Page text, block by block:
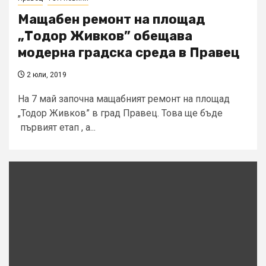
Мащабен ремонт на площад
„Тодор Живков” обещава
модерна градска среда в Правец
2 юли, 2019
На 7 май започна мащабният ремонт на площад
„Тодор Живков” в град Правец. Това ще бъде
първият етап , а...